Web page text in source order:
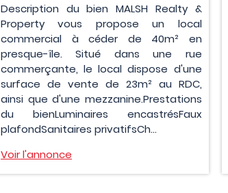
Description du bien MALSH Realty &
Property vous propose un local
commercial à céder de 40m² en
presque-île. Situé dans une rue
commerçante, le local dispose d'une
surface de vente de 23m² au RDC,
ainsi que d'une mezzanine.Prestations
du bienLuminaires encastrésFaux
plafondSanitaires privatifsCh...
Voir l'annonce